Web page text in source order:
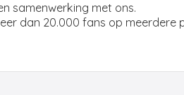
samenwerking met ons.
dan 20.000 fans op meerdere